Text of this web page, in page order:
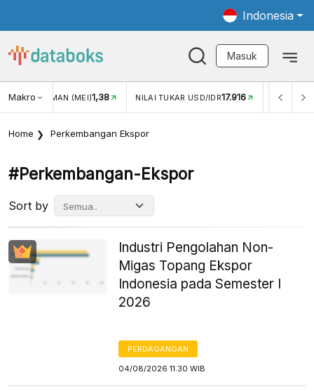
Indonesia
Masuk
Makro
USD/IDR 17.916 INFLASI YOY (JUL)2,88% INFLASI MOM (JUL)
Home Perkembangan Ekspor
#perkembangan-Ekspor
Sort by
Industri Pengolahan Non-
Migas Topang Ekspor
Indonesia pada Semester I
2026
PERDAGANGAN
04/08/2026 11:30 WIB